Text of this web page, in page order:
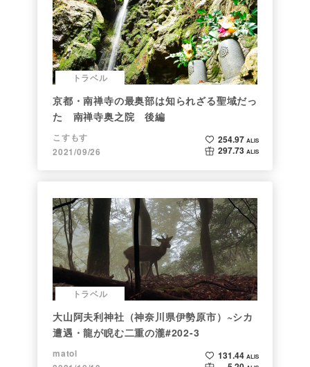
トラベル
京都・南禅寺の最奥部は知られざる聖域だっ
た 南禅寺奥之院 後編
こすもす
2021/09/26
254.97 ALIS
297.73 ALIS
トラベル
大山阿夫利神社（神奈川県伊勢原市）~シカ
遭遇・龍が睨む二重の瀧#202-3
matol
131.44 ALIS